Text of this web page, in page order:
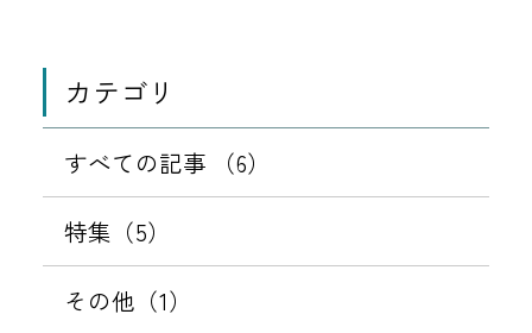
カテゴリ
すべての記事 （6）
特集（5）
その他（1）